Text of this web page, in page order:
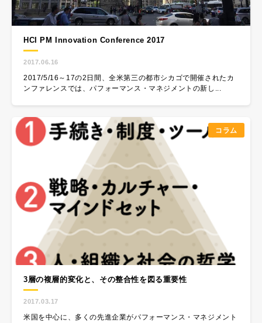
HCI PM Innovation Conference 2017
2017.06.16
2017/5/16～17の2日間、全米第三の都市シカゴで開催されたカ
ンファレンスでは、パフォーマンス・マネジメントの新し...
コラム
3層の複層的変化と、その整合性を図る重要性
2017.03.17
米国を中心に、多くの先進企業がパフォーマンス・マネジメント